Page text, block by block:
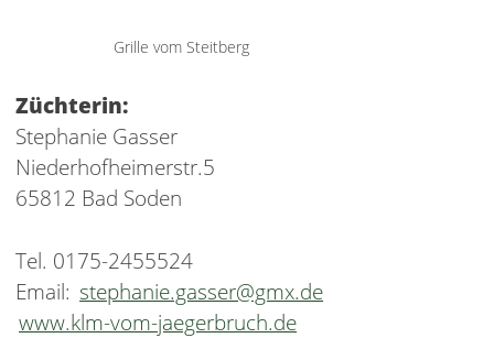
Grille vom Steitberg
Züchterin:
Stephanie Gasser
Niederhofheimerstr.5
65812 Bad Soden
Tel. 0175-2455524
Email: stephanie.gasser@gmx.de
www.klm-vom-jaegerbruch.de